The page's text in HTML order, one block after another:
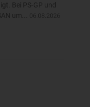
Bei PS-GP und
um...